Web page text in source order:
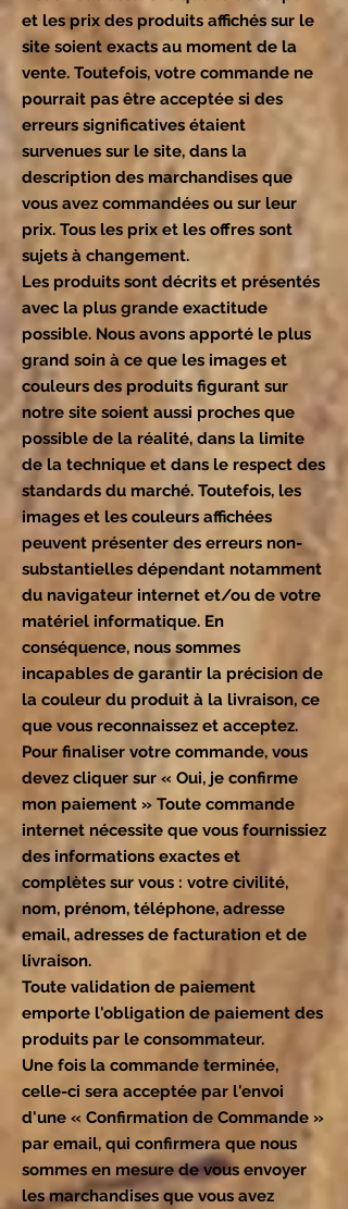
et les prix des produits affichés sur le
site soient exacts au moment de la
vente. Toutefois, votre commande ne
pourrait pas être acceptée si des
erreurs significatives étaient
survenues sur le site, dans la
description des marchandises que
vous avez commandées ou sur leur
prix. Tous les prix et les offres sont
sujets à changement.
Les produits sont décrits et présentés
avec la plus grande exactitude
possible. Nous avons apporté le plus
grand soin à ce que les images et
couleurs des produits figurant sur
notre site soient aussi proches que
possible de la réalité, dans la limite
de la technique et dans le respect des
standards du marché. Toutefois, les
images et les couleurs affichées
peuvent présenter des erreurs non-
substantielles dépendant notamment
du navigateur internet et/ou de votre
matériel informatique. En
conséquence, nous sommes
incapables de garantir la précision de
la couleur du produit à la livraison, ce
que vous reconnaissez et acceptez.
Pour finaliser votre commande, vous
devez cliquer sur « Oui, je confirme
mon paiement » Toute commande
internet nécessite que vous fournissiez
des informations exactes et
complètes sur vous : votre civilité,
nom, prénom, téléphone, adresse
email, adresses de facturation et de
livraison.
Toute validation de paiement
emporte l'obligation de paiement des
produits par le consommateur.
Une fois la commande terminée,
celle-ci sera acceptée par l'envoi
d'une « Confirmation de Commande »
par email, qui confirmera que nous
sommes en mesure de vous envoyer
les marchandises que vous avez